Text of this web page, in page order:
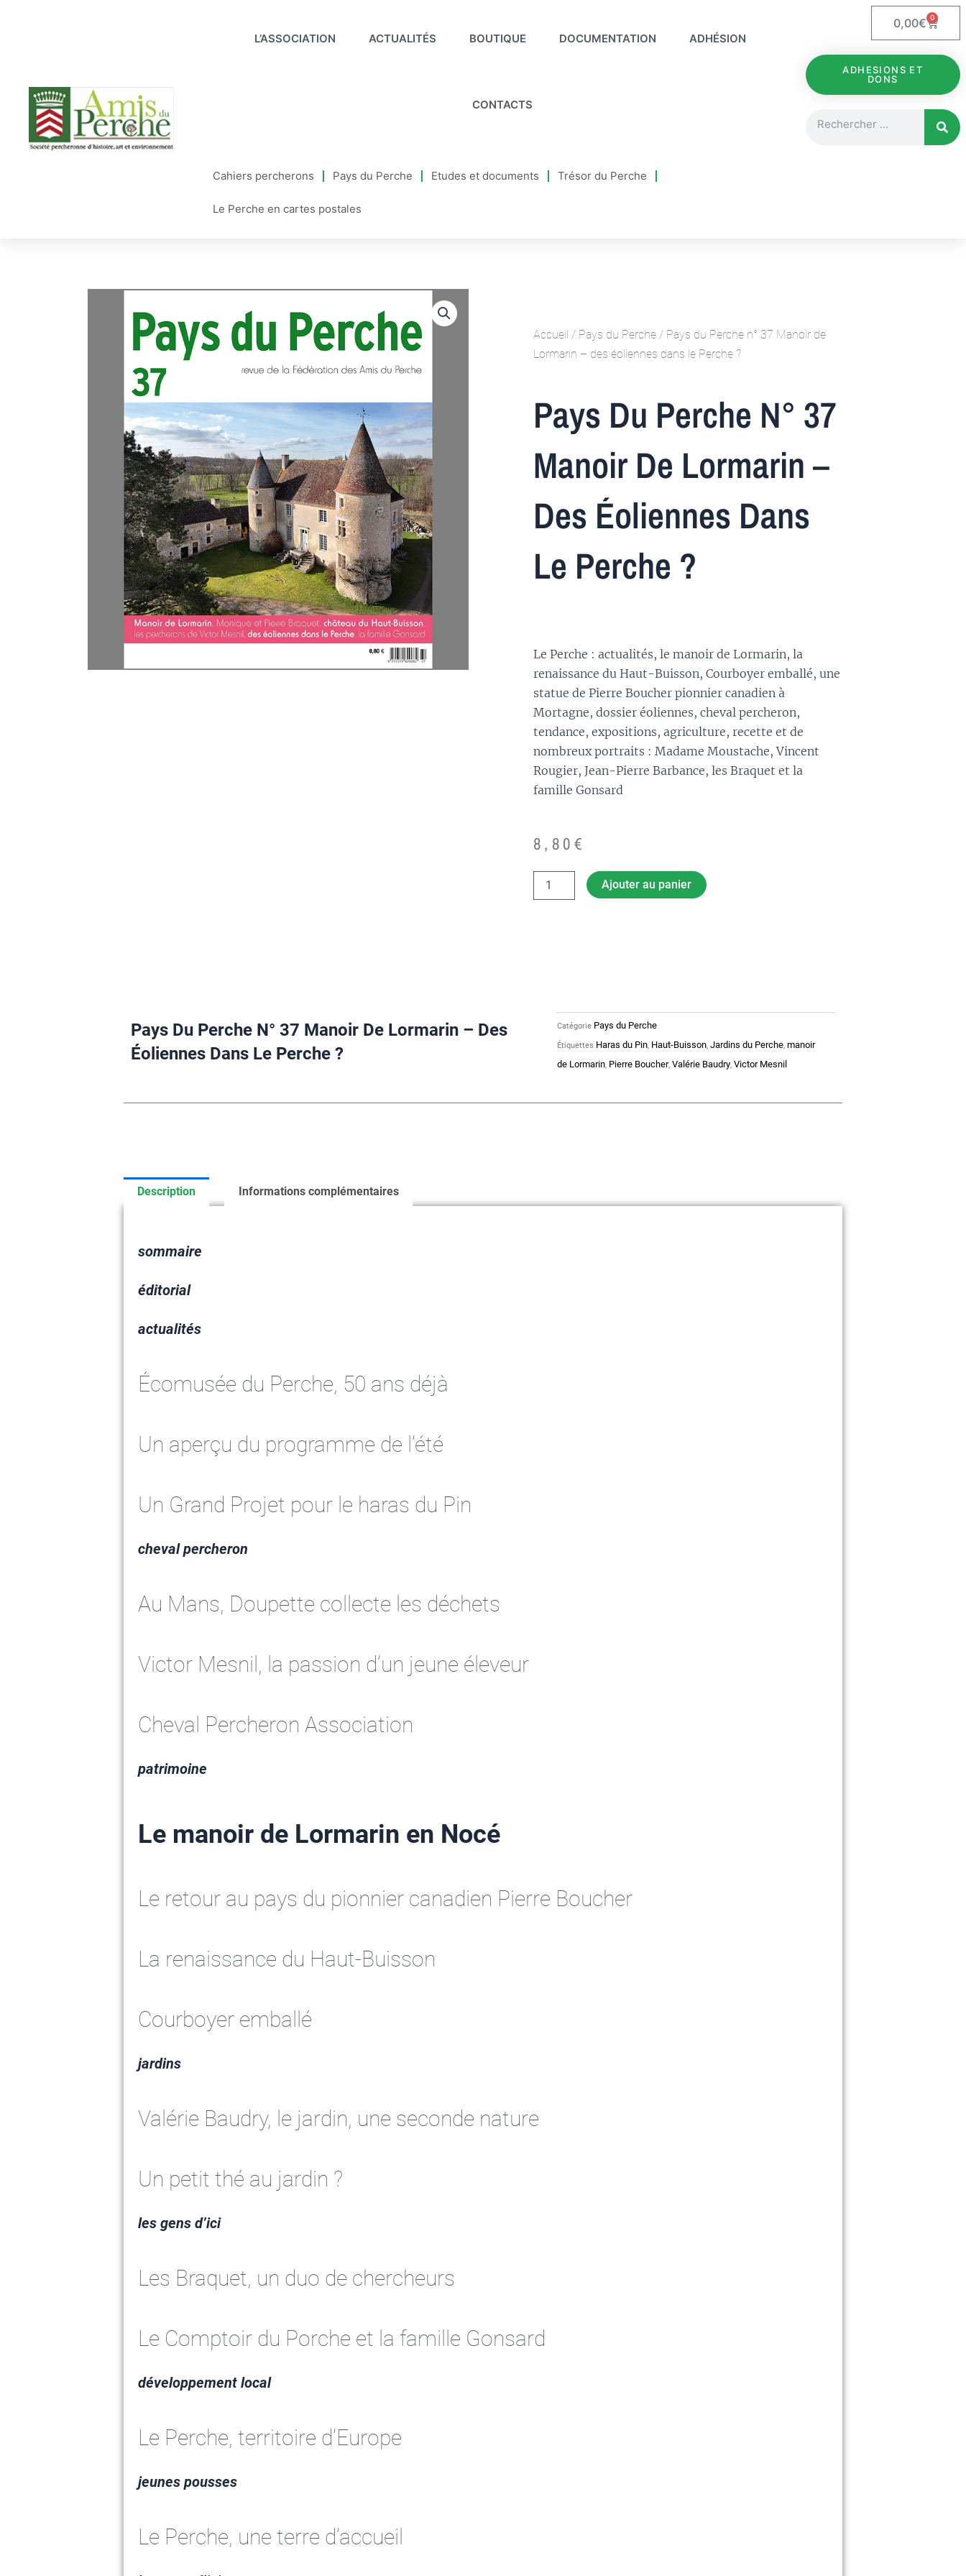
L’ASSOCIATION ACTUALITÉS BOUTIQUE DOCUMENTATION ADHÉSION
CONTACTS
Cahiers percherons Pays du Perche Etudes et documents Trésor du Perche
Le Perche en cartes postales
0,00€ 0
ADHESIONS ET
DONS
Accueil / Pays du Perche / Pays du Perche n° 37 Manoir de
Lormarin – des éoliennes dans le Perche ?
Pays Du Perche N° 37
Manoir De Lormarin –
Des Éoliennes Dans
Le Perche ?
Le Perche : actualités, le manoir de Lormarin, la
renaissance du Haut-Buisson, Courboyer emballé, une
statue de Pierre Boucher pionnier canadien à
Mortagne, dossier éoliennes, cheval percheron,
tendance, expositions, agriculture, recette et de
nombreux portraits : Madame Moustache, Vincent
Rougier, Jean-Pierre Barbance, les Braquet et la
famille Gonsard
8,80€
éoliennes
?
Ajouter au panier
Pays Du Perche N° 37 Manoir De Lormarin – Des
Éoliennes Dans Le Perche ?
Catégorie Pays du Perche
Étiquettes Haras du Pin, Haut-Buisson,Jardins du Perche,manoir
de Lormarin, Pierre Boucher,Valérie Baudry,Victor Mesnil
Description Informations complémentaires
sommaire
éditorial
actualités
Écomusée du Perche, 50 ans déjà
Un aperçu du programme de l’été
Un Grand Projet pour le haras du Pin
cheval percheron
Au Mans, Doupette collecte les déchets
Victor Mesnil, la passion d’un jeune éleveur
Cheval Percheron Association
patrimoine
Le manoir de Lormarin en Nocé
Le retour au pays du pionnier canadien Pierre Boucher
La renaissance du Haut-Buisson
Courboyer emballé
jardins
Valérie Baudry, le jardin, une seconde nature
Un petit thé au jardin ?
les gens d’ici
Les Braquet, un duo de chercheurs
Le Comptoir du Porche et la famille Gonsard
développement local
Le Perche, territoire d’Europe
jeunes pousses
Le Perche, une terre d’accueil